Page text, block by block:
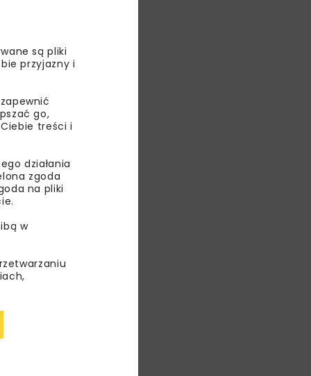
i polskich
są pliki
przyjazny i
go,
treści i
działania
zgoda
na pliki
w